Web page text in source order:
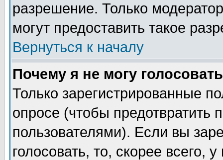
разрешение. Только
могут предоставить такое
Вернуться к началу
Почему я не могу
Только зарегистрированные
опросе (чтобы предотвратить
пользователями). Если вы
голосовать, то, скорее всего,